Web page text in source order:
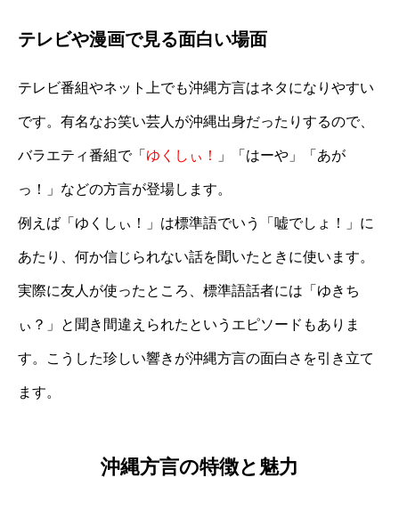
テレビや漫画で見る面白い場面
テレビ番組やネット上でも沖縄方言はネタになりやすい
です。有名なお笑い芸人が沖縄出身だったりするので、
バラエティ番組で「 ゆくしぃ！ 」「はーや」「あが
っ！」などの方言が登場します。
例えば「ゆくしぃ！」は標準語でいう「嘘でしょ！」に
あたり、何か信じられない話を聞いたときに使います。
実際に友人が使ったところ、標準語話者には「ゆきち
ぃ？」と聞き間違えられたというエピソードもありま
す。こうした珍しい響きが沖縄方言の面白さを引き立て
ます。
沖縄方言の特徴と魅力